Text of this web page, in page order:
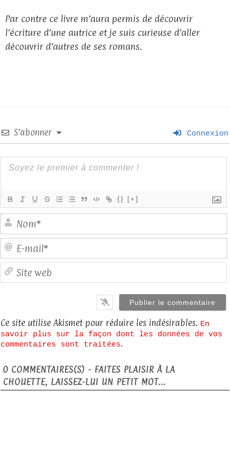
Par contre ce livre m’aura permis de découvrir
l’écriture d’une autrice et je suis curieuse d’aller
découvrir d’autres de ses romans.
S’abonner Connexion
{} [+]
Ce site utilise Akismet pour réduire les indésirables. En
savoir plus sur la façon dont les données de vos
commentaires sont traitées.
0 COMMENTAIRES(S) - FAITES PLAISIR À LA
CHOUETTE, LAISSEZ-LUI UN PETIT MOT...